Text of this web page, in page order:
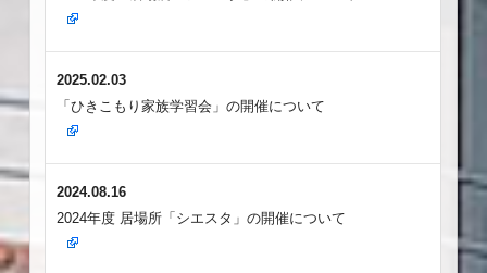
2025.02.03
「ひきこもり家族学習会」の開催について
2024.08.16
2024年度 居場所「シエスタ」の開催について